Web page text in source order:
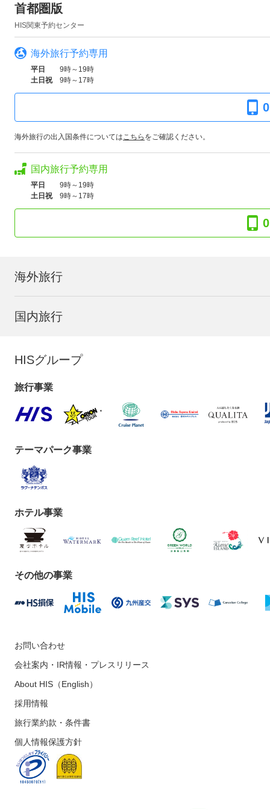
首都圏版
HIS関東予約センター
海外旅行予約専用
平日
9時～19時
土日祝
9時～17時
海外旅行の出入国条件については こちら をご確認ください。
国内旅行予約専用
平日
9時～19時
土日祝
9時～17時
海外旅行
国内旅行
HISグループ
旅行事業
テーマパーク事業
ホテル事業
その他の事業
お問い合わせ
会社案内・IR情報・プレスリリース
About HIS（English）
採用情報
旅行業約款・条件書
個人情報保護方針